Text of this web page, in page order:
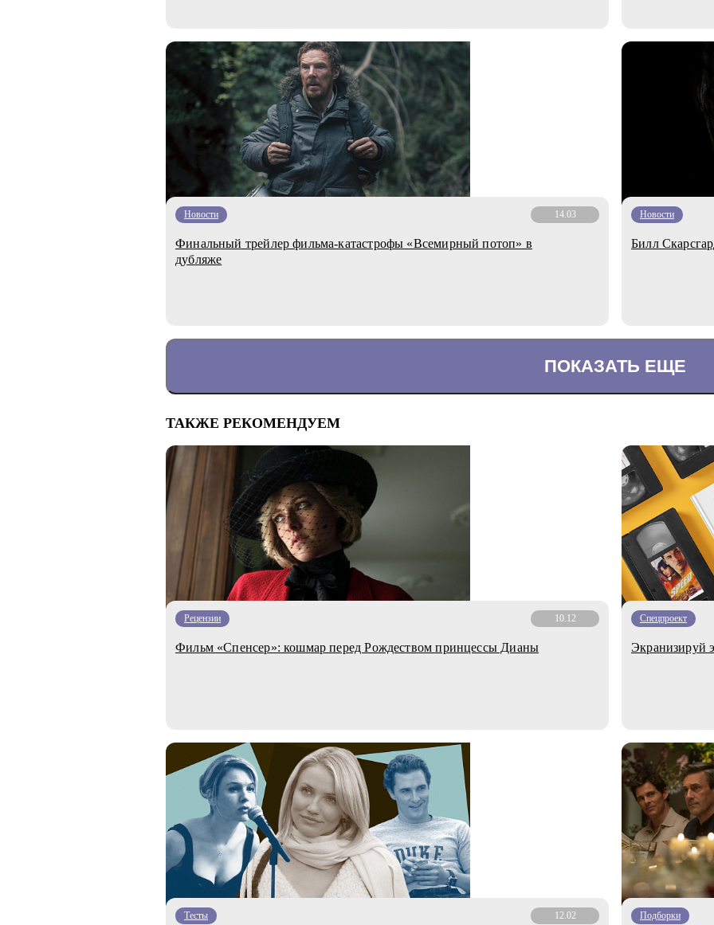
Новости 14.03
Финальный трейлер фильма-катастрофы «Всемирный потоп» в
дубляже
Новости
Билл
ПОКАЗАТЬ ЕЩЕ
ТАКЖЕ РЕКОМЕНДУЕМ
Рецензии 10.12
Фильм «Спенсер»: кошмар перед Рождеством принцессы Дианы
Спецпроект
Экранизируй
Тесты 12.02 Подборки